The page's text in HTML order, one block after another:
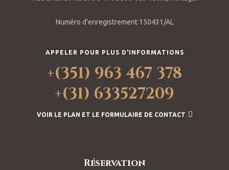
Numéro d'enregistrement 150431/AL
APPELER POUR PLUS D'INFORMATIONS
+(351) 963 467 378
+(31) 633527209
VOIR LE PLAN ET LE FORMULAIRE DE CONTACT
Réservation